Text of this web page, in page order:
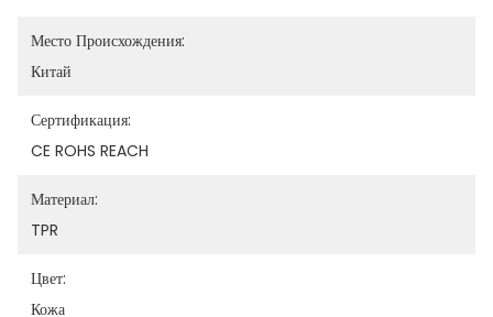
Место Происхождения:
Китай
Сертификация:
CE ROHS REACH
Материал:
TPR
Цвет:
Кожа